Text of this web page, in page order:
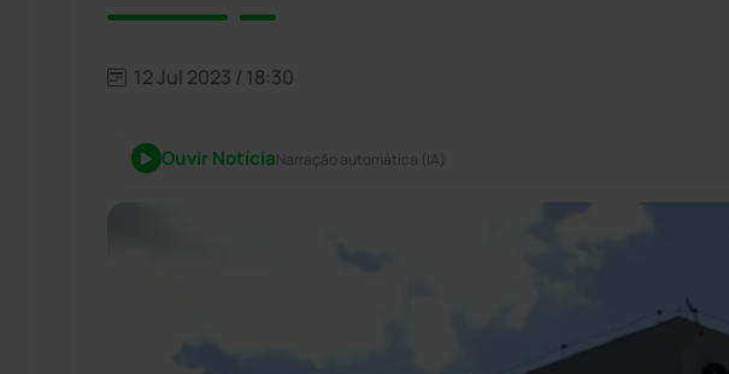
12 Jul 2023 / 18:30
Ouvir NotíciaNarração automática (IA)